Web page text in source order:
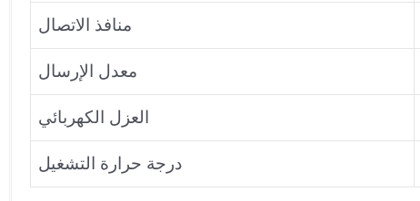
منافذ الاتصال
معدل الإرسال
العزل الكهربائي
درجة حرارة التشغيل